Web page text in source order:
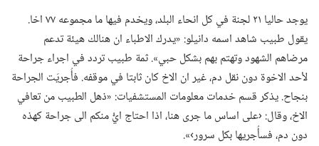
يوجد حاليا ٢١ لجنة في كل انحاء البلد،‏ ويخدم فيها ما مجموعه ٧٧ اخا.‏
يقول طبيب شاهد اسمه دانيلو:‏ «يدرك الاطباء ان هنالك هيئة تدعم
مرضاهم الشهود وتهتم بهم بشكل حبي».‏ ثمة طبيب تردد في اجراء جراحة
لأحد الاخوة دون نقل دم،‏ غير ان الاخ كان ثابتا في موقفه.‏ فأُجريَت الجراحة
بنجاح.‏ يذكر قسم خدمات معلومات المستشفيات:‏ «ذهل الطبيب من تعافي
الاخ،‏ وقال:‏ ‹على اساس ما جرى هنا،‏ اذا احتاج ايُّ منكم الى جراحة كهذه
دون دم،‏ فسأُجريها بكل سرور›».‏